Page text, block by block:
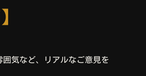
気など、リアルなご意見を